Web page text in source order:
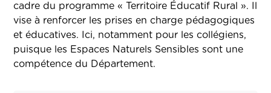
cadre du programme « Territoire Éducatif Rural ». Il
vise à renforcer les prises en charge pédagogiques
et éducatives. Ici, notamment pour les collégiens,
puisque les Espaces Naturels Sensibles sont une
compétence du Département.